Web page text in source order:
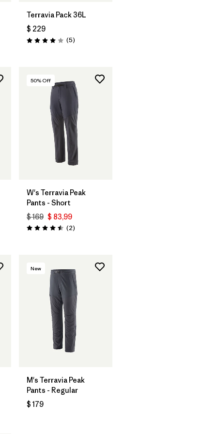
Terravia Pack 36L
$ 229
Valoración: 4.0 / 5
(5Comentarios
)
50% Off
W's Terravia Peak
Pants - Short
$ 169 $ 83,99
Valoración: 4.5 / 5
(2Comentarios
)
New
M's Terravia Peak
Pants - Regular
$ 179